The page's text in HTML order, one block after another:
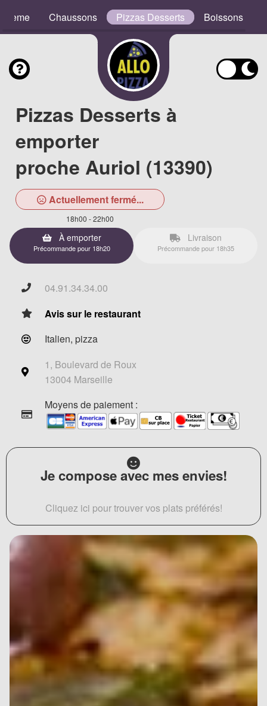
Chaussons Pizzas Desserts Boissons
Pizzas Desserts à
emporter
proche Auriol (13390)
Actuellement fermé...
18h00 - 22h00
À emporter
Précommande pour 18h20
Livraison
Précommande pour 18h35
04.91.34.34.00
Avis sur le restaurant
Italien, pizza
1, Boulevard de Roux
13004 Marseille
Moyens de paiement :
Je compose avec mes envies!
Cliquez ici pour trouver vos plats préférés!